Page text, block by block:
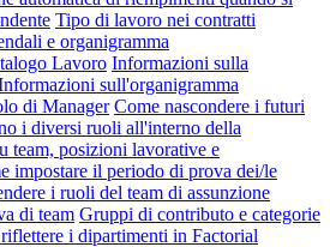
Tipo di lavoro nei contratti
e organigramma
Lavoro Informazioni sulla
sull'organigramma
di Manager Come nascondere i futuri
i diversi ruoli all'interno della
team, posizioni lavorative e
impostare il periodo di prova dei/le
i ruoli del team di assunzione
di team Gruppi di contributo e categorie
i dipartimenti in Factorial